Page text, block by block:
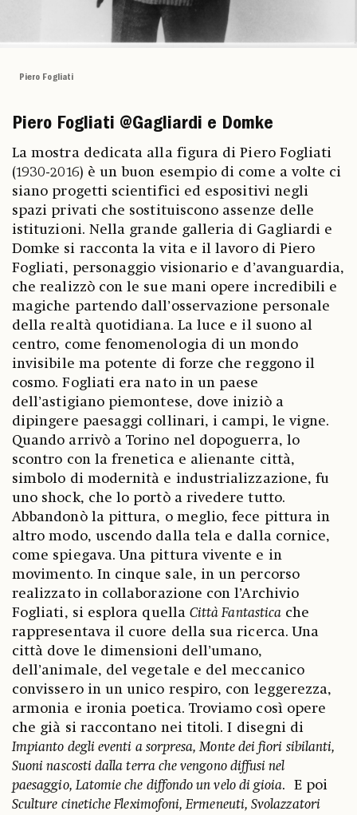
Piero Fogliati
Piero Fogliati @Gagliardi e Domke
La mostra dedicata alla figura di Piero Fogliati
(1930-2016) è un buon esempio di come a volte ci
siano progetti scientifici ed espositivi negli
spazi privati che sostituiscono assenze delle
istituzioni. Nella grande galleria di Gagliardi e
Domke si racconta la vita e il lavoro di Piero
Fogliati, personaggio visionario e d’avanguardia,
che realizzò con le sue mani opere incredibili e
magiche partendo dall’osservazione personale
della realtà quotidiana. La luce e il suono al
centro, come fenomenologia di un mondo
invisibile ma potente di forze che reggono il
cosmo. Fogliati era nato in un paese
dell’astigiano piemontese, dove iniziò a
dipingere paesaggi collinari, i campi, le vigne.
Quando arrivò a Torino nel dopoguerra, lo
scontro con la frenetica e alienante città,
simbolo di modernità e industrializzazione, fu
uno shock, che lo portò a rivedere tutto.
Abbandonò la pittura, o meglio, fece pittura in
altro modo, uscendo dalla tela e dalla cornice,
come spiegava. Una pittura vivente e in
movimento. In cinque sale, in un percorso
realizzato in collaborazione con l’Archivio
Fogliati, si esplora quella Città Fantastica che
rappresentava il cuore della sua ricerca. Una
città dove le dimensioni dell’umano,
dell’animale, del vegetale e del meccanico
convissero in un unico respiro, con leggerezza,
armonia e ironia poetica. Troviamo così opere
che già si raccontano nei titoli. I disegni di
Impianto degli eventi a sorpresa, Monte dei fiori sibilanti,
Suoni nascosti dalla terra che vengono diffusi nel
paesaggio, Latomie che diffondo un velo di gioia. E poi
Sculture cinetiche Fleximofoni, Ermeneuti, Svolazzatori